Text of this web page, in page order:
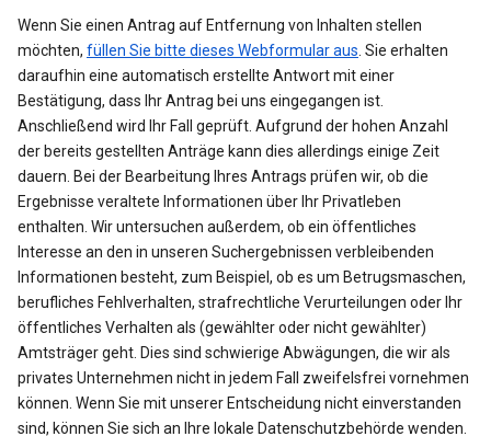
Wenn Sie einen Antrag auf Entfernung von Inhalten stellen
möchten, füllen Sie bitte dieses Webformular aus . Sie erhalten
daraufhin eine automatisch erstellte Antwort mit einer
Bestätigung, dass Ihr Antrag bei uns eingegangen ist.
Anschließend wird Ihr Fall geprüft. Aufgrund der hohen Anzahl
der bereits gestellten Anträge kann dies allerdings einige Zeit
dauern. Bei der Bearbeitung Ihres Antrags prüfen wir, ob die
Ergebnisse veraltete Informationen über Ihr Privatleben
enthalten. Wir untersuchen außerdem, ob ein öffentliches
Interesse an den in unseren Suchergebnissen verbleibenden
Informationen besteht, zum Beispiel, ob es um Betrugsmaschen,
berufliches Fehlverhalten, strafrechtliche Verurteilungen oder Ihr
öffentliches Verhalten als (gewählter oder nicht gewählter)
Amtsträger geht. Dies sind schwierige Abwägungen, die wir als
privates Unternehmen nicht in jedem Fall zweifelsfrei vornehmen
können. Wenn Sie mit unserer Entscheidung nicht einverstanden
sind, können Sie sich an Ihre lokale Datenschutzbehörde wenden.